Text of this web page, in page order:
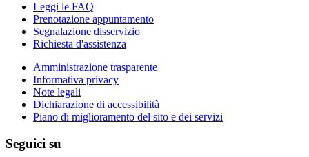
Leggi le FAQ
Prenotazione appuntamento
Segnalazione disservizio
Richiesta d'assistenza
Amministrazione trasparente
Informativa privacy
Note legali
Dichiarazione di accessibilità
Piano di miglioramento del sito e dei servizi
Seguici su